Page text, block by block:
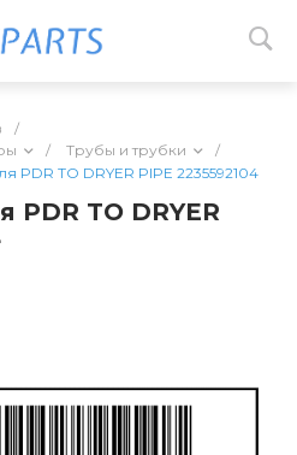
/
/ Трубы и трубки
/
PDR TO DRYER PIPE 2235592104
PDR TO DRYER